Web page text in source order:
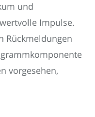
und
Impulse.
Rückmeldungen
vorgesehen,